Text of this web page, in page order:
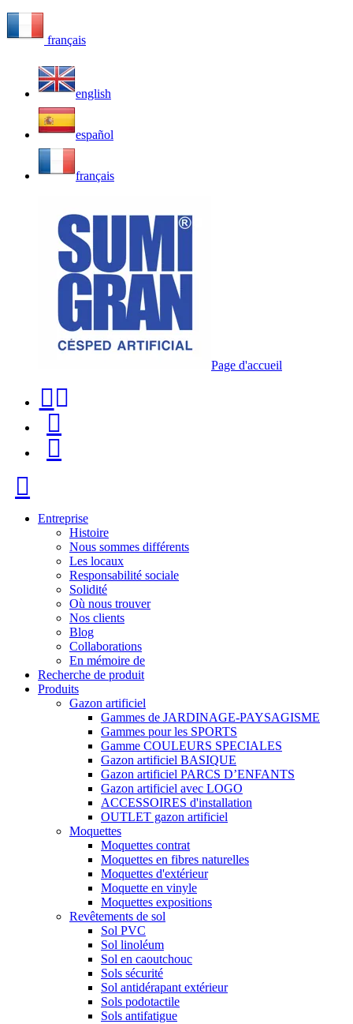
français
english
español
français
Page d'accueil
116
96
57
Entreprise
Histoire
Nous sommes différents
Les locaux
Responsabilité sociale
Solidité
Où nous trouver
Nos clients
Blog
Collaborations
En mémoire de
Recherche de produit
Produits
Gazon artificiel
Gammes de JARDINAGE-PAYSAGISME
Gammes pour les SPORTS
Gamme COULEURS SPECIALES
Gazon artificiel BASIQUE
Gazon artificiel PARCS D’ENFANTS
Gazon artificiel avec LOGO
ACCESSOIRES d'installation
OUTLET gazon artificiel
Moquettes
Moquettes contrat
Moquettes en fibres naturelles
Moquettes d'extérieur
Moquette en vinyle
Moquettes expositions
Revêtements de sol
Sol PVC
Sol linoléum
Sol en caoutchouc
Sols sécurité
Sol antidérapant extérieur
Sols podotactile
Sols antifatigue